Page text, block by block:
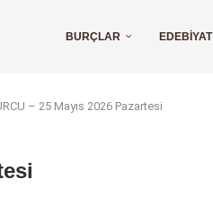
BURÇLAR EDEBIYAT
– 25 Mayıs 2026 Pazartesi